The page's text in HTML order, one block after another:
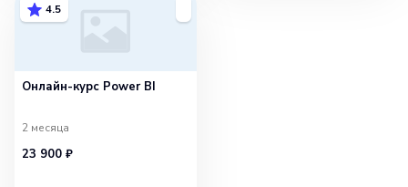
4.5
Онлайн-курс Power BI
2 месяца
23 900 ₽